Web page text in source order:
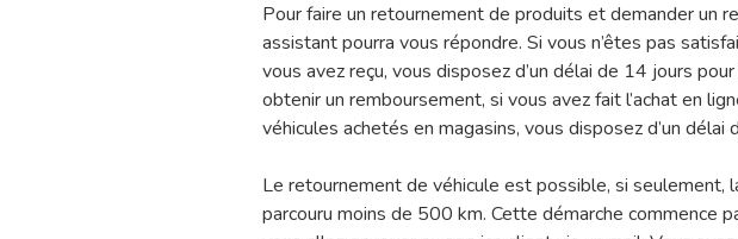
Pour faire un retournement de produits et demander un
assistant pourra vous répondre. Si vous n’êtes pas
vous avez reçu, vous disposez d’un délai de 14 jours
obtenir un remboursement, si vous avez fait l’achat en
véhicules achetés en magasins, vous disposez d’un délai
Le retournement de véhicule est possible, si seulement,
parcouru moins de 500 km. Cette démarche commence